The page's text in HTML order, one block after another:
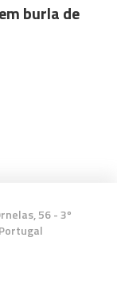
burla de
56 - 3º